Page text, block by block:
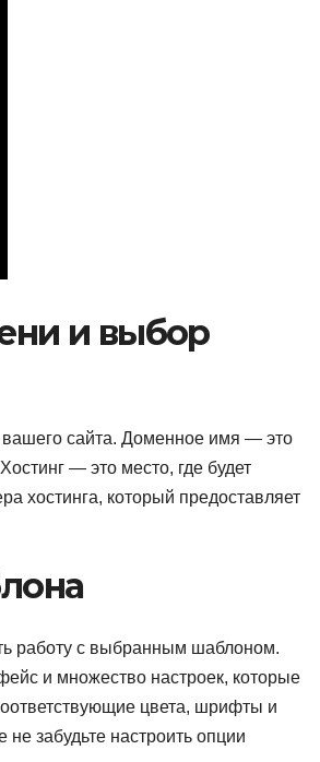
и выбор
сайта. Доменное имя — это
— это место, где будет
хостинга, который предоставляет
работу с выбранным шаблоном.
и множество настроек, которые
цвета, шрифты и
забудьте настроить опции